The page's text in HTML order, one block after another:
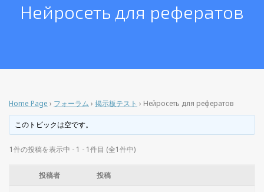
Нейросеть для рефератов
Home Page › フォーラム › 掲示板テスト › Нейросеть для рефератов
このトピックは空です。
1件の投稿を表示中 - 1 - 1件目 (全1件中)
投稿者 投稿